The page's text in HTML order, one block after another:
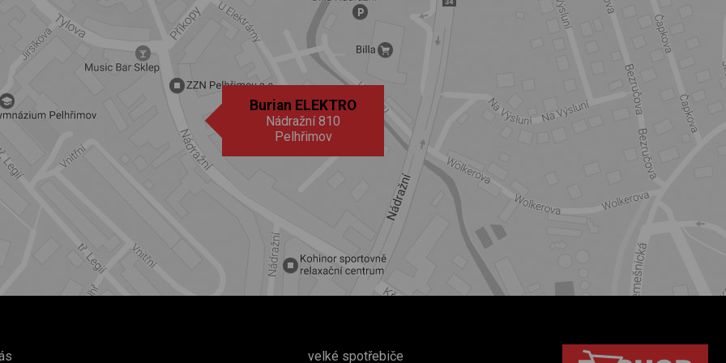
Burian ELEKTRO
Nádražní 810
Pelhřimov
velké spotřebiče